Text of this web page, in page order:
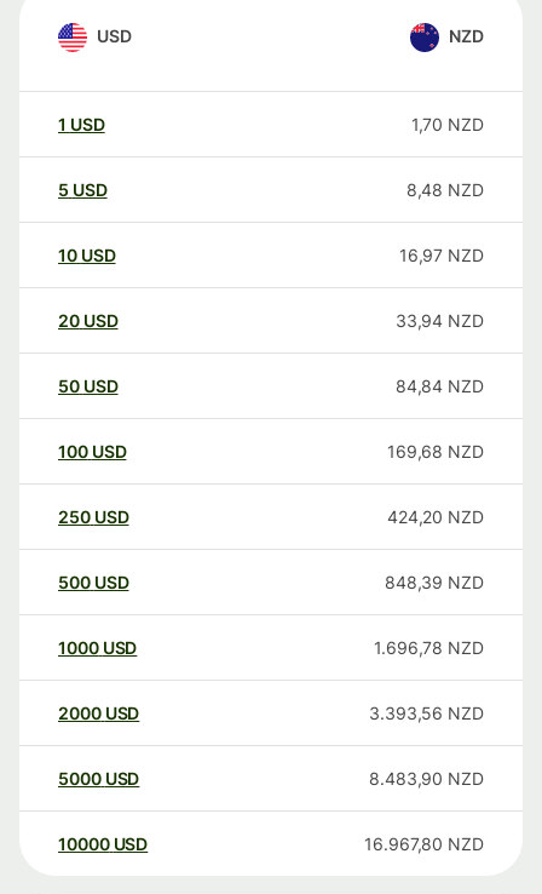
USD NZD
1 USD 1,70 NZD
5 USD 8,48 NZD
10 USD 16,97 NZD
20 USD 33,94 NZD
50 USD 84,84 NZD
100 USD 169,68 NZD
250 USD 424,20 NZD
500 USD 848,39 NZD
1000 USD 1.696,78 NZD
2000 USD 3.393,56 NZD
5000 USD 8.483,90 NZD
10000 USD 16.967,80 NZD